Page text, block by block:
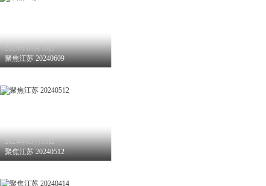
2024年06月10日
聚焦江苏 20240609
2024年05月13日
聚焦江苏 20240512